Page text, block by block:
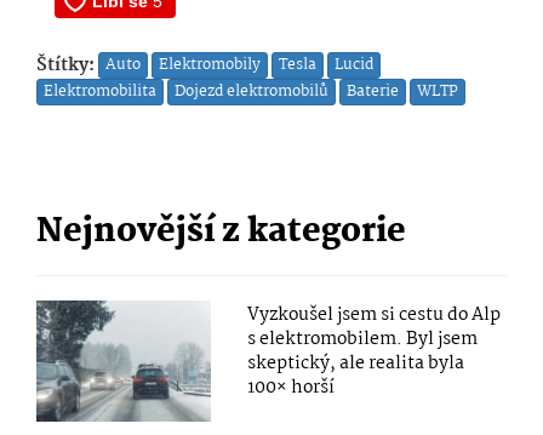
Štítky: Auto Elektromobily Tesla
Lucid
Elektromobilita
Dojezd elektromobilů Baterie WLTP
Nejnovější z kategorie
Vyzkoušel jsem si cestu do Alp
s elektromobilem. Byl jsem
skeptický, ale realita byla
100× horší